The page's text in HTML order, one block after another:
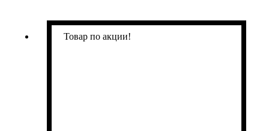
Товар по акции!